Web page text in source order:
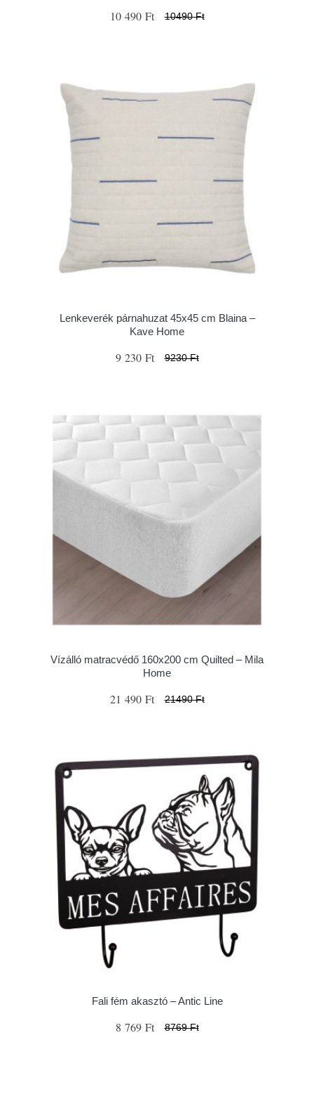
10 490 Ft 10490 Ft
Lenkeverék párnahuzat 45x45 cm Blaina –
Kave Home
9 230 Ft 9230 Ft
Vízálló matracvédő 160x200 cm Quilted – Mila
Home
21 490 Ft 21490 Ft
Fali fém akasztó – Antic Line
8 769 Ft 8769 Ft